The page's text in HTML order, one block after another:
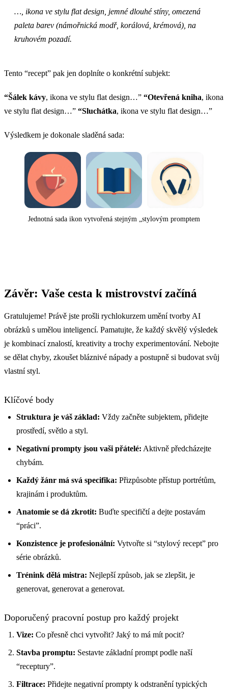
…, ikona ve stylu flat design, jemné dlouhé stíny, omezená
paleta barev (námořnická modř, korálová, krémová), na
kruhovém pozadí.
Tento “recept” pak jen doplníte o konkrétní subjekt:
“Šálek kávy, ikona ve stylu flat design…” “Otevřená kniha, ikona
ve stylu flat design…” “Sluchátka, ikona ve stylu flat design…”
Výsledkem je dokonale sladěná sada:
Jednotná sada ikon vytvořená stejným „stylovým promptem
Závěr: Vaše cesta k mistrovství začíná
Gratulujeme! Právě jste prošli rychlokurzem umění tvorby AI
obrázků s umělou inteligencí. Pamatujte, že každý skvělý výsledek
je kombinací znalostí, kreativity a trochy experimentování. Nebojte
se dělat chyby, zkoušet bláznivé nápady a postupně si budovat svůj
vlastní styl.
Klíčové body
Struktura je váš základ: Vždy začněte subjektem, přidejte
prostředí, světlo a styl.
Negativní prompty jsou vaši přátelé: Aktivně předcházejte
chybám.
Každý žánr má svá specifika: Přizpůsobte přístup portrétům,
krajinám i produktům.
Anatomie se dá zkrotit: Buďte specifičtí a dejte postavám
“práci”.
Konzistence je profesionální: Vytvořte si “stylový recept” pro
série obrázků.
Trénink dělá mistra: Nejlepší způsob, jak se zlepšit, je
generovat, generovat a generovat.
Doporučený pracovní postup pro každý projekt
Vize: Co přesně chci vytvořit? Jaký to má mít pocit?
Stavba promptu: Sestavte základní prompt podle naší
“receptury”.
Filtrace: Přidejte negativní prompty k odstranění typických